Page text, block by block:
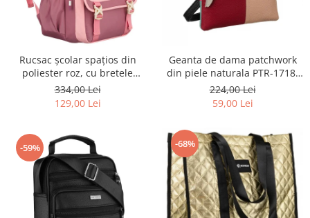
Rucsac școlar spațios din
poliester roz, cu bretele
reglabile - Peterson PTR-PTN
8610-1327 PINK
334,00 Lei
129,00 Lei
Geanta de dama patchwork
din piele naturala PTR-1718-
SKL-6922 MULTI
224,00 Lei
59,00 Lei
-59% -68%